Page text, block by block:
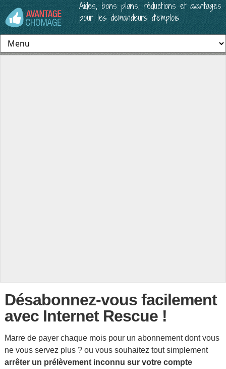
Aides, bons plans, réductions et avantages
pour les demandeurs d’emplois
Désabonnez-vous facilement
avec Internet Rescue !
Marre de payer chaque mois pour un abonnement dont vous
ne vous servez plus ? ou vous souhaitez tout simplement
arrêter un prélèvement inconnu sur votre compte